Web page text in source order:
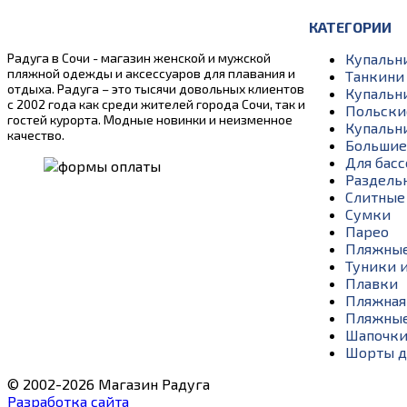
Радуга в Сочи - магазин женской и мужской
пляжной одежды и аксессуаров для плавания и
отдыха. Радуга – это тысячи довольных клиентов
с 2002 года как среди жителей города Сочи, так и
гостей курорта. Модные новинки и неизменное
качество.
КАТЕГОРИИ
Танкини
Для
Слитные
Сумки
Парео
Туники
Плавки
Шорты
© 2002-2026 Магазин Радуга
Разработка сайта